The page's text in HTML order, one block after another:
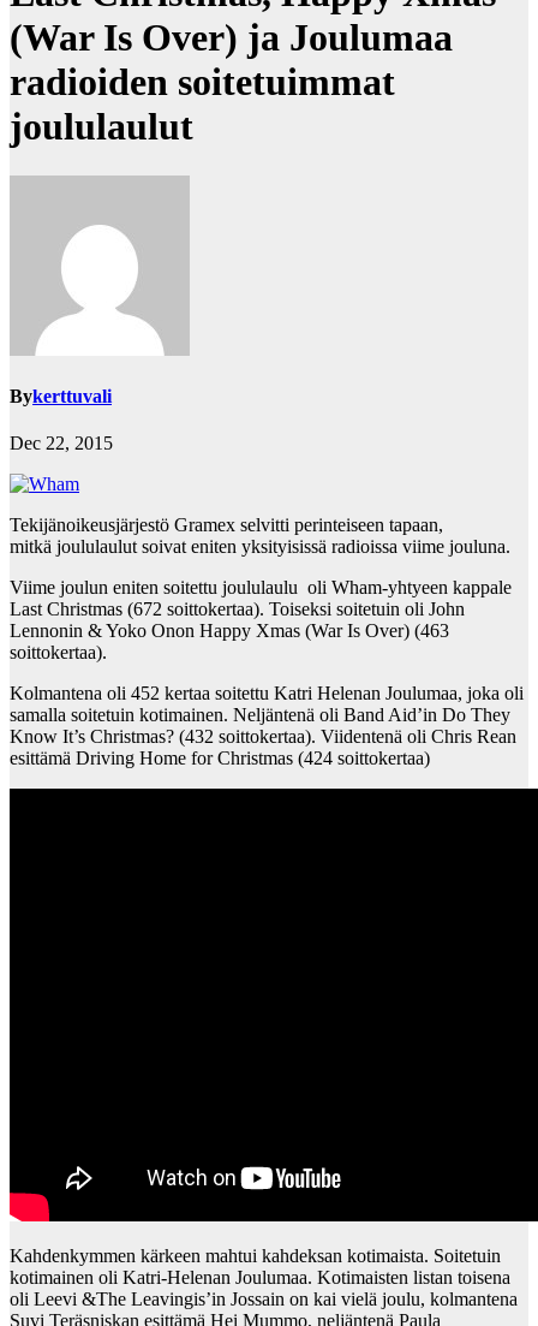
(War Is Over) ja Joulumaa
radioiden soitetuimmat
joululaulut
Bykerttuvali
Dec 22, 2015
Tekijänoikeusjärjestö Gramex selvitti perinteiseen tapaan,
mitkä joululaulut soivat eniten yksityisissä radioissa viime jouluna.
Viime joulun eniten soitettu joululaulu oli Wham-yhtyeen kappale
Last Christmas (672 soittokertaa). Toiseksi soitetuin oli John
Lennonin & Yoko Onon Happy Xmas (War Is Over) (463
soittokertaa).
Kolmantena oli 452 kertaa soitettu Katri Helenan Joulumaa, joka oli
samalla soitetuin kotimainen. Neljäntenä oli Band Aid’in Do They
Know It’s Christmas? (432 soittokertaa). Viidentenä oli Chris Rean
esittämä Driving Home for Christmas (424 soittokertaa)
Kahdenkymmen kärkeen mahtui kahdeksan kotimaista. Soitetuin
kotimainen oli Katri-Helenan Joulumaa. Kotimaisten listan toisena
oli Leevi &The Leavingis’in Jossain on kai vielä joulu, kolmantena
Suvi Teräsniskan esittämä Hei Mummo, neljäntenä Paula